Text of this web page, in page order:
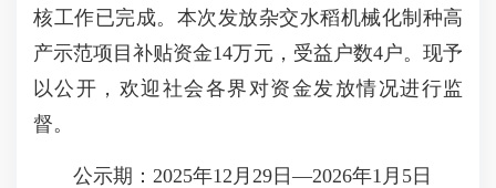
核工作已完成。本次发放杂交水稻机械化制种高
产示范项目补贴资金14万元，受益户数4户。现予
以公开，欢迎社会各界对资金发放情况进行监
督。
公示期：2025年12月29日—2026年1月5日